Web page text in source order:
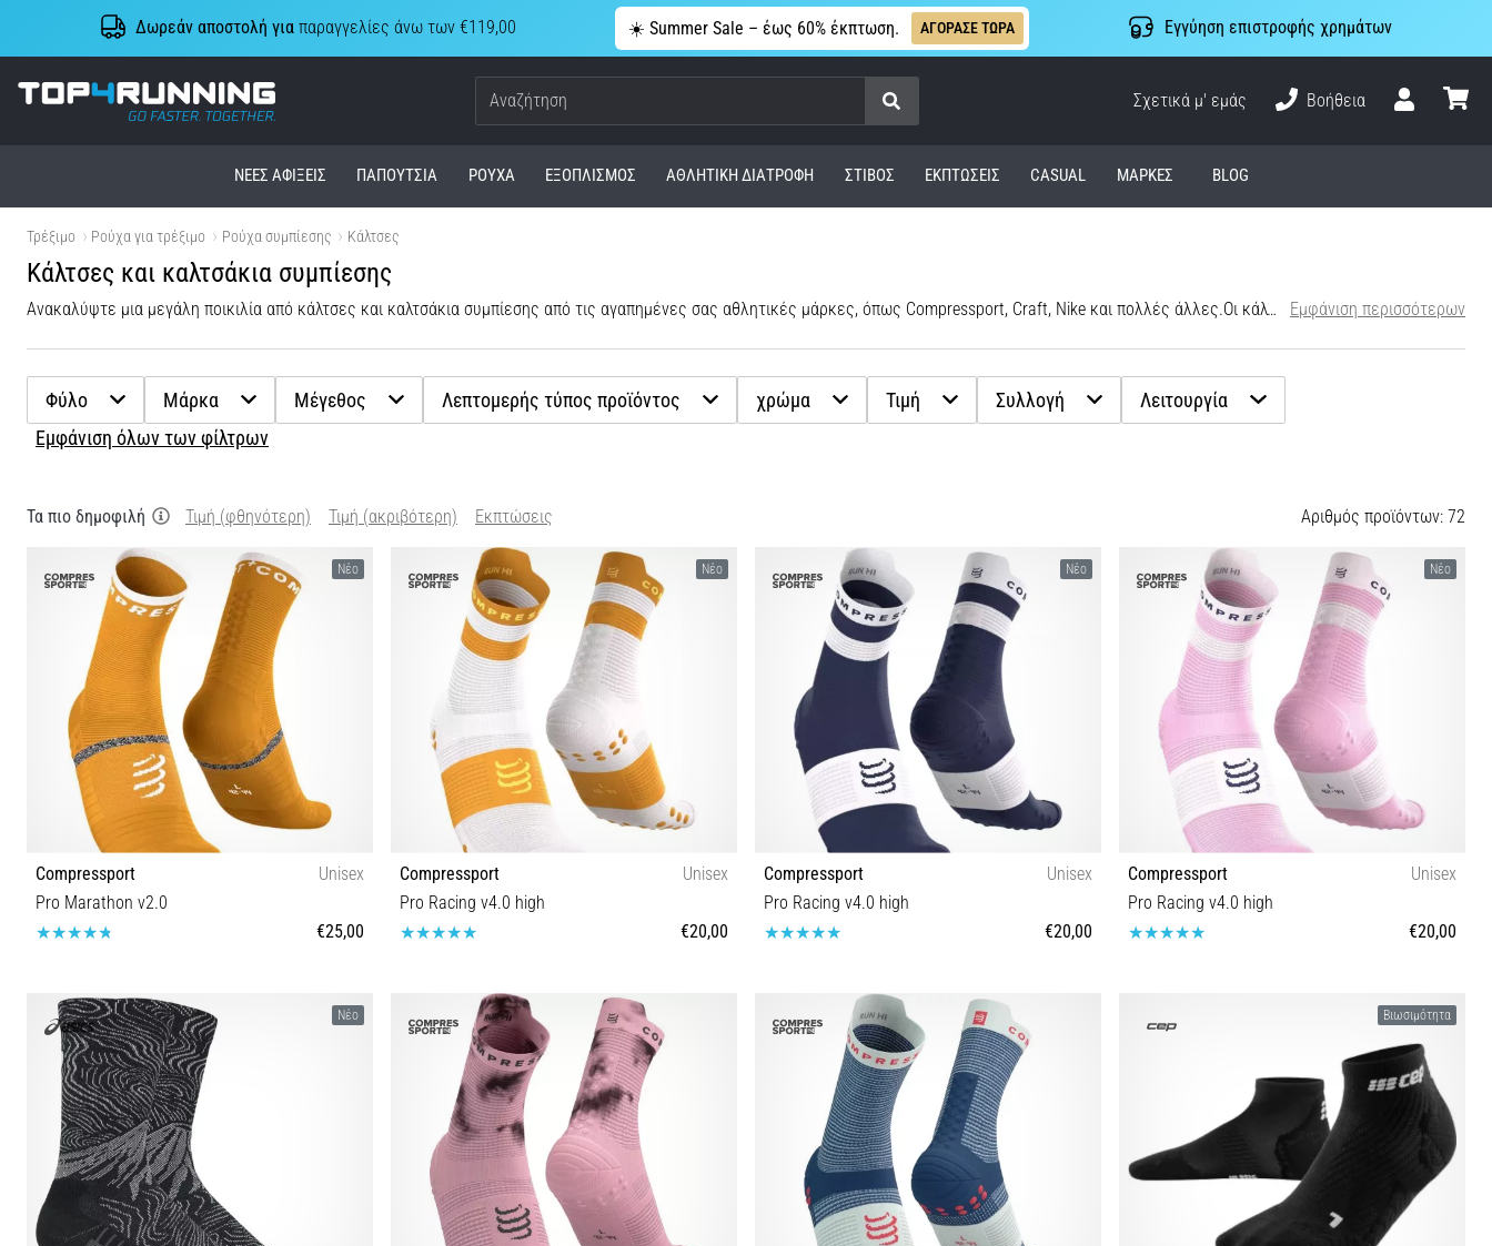
Δωρεάν αποστολή γιαπαραγγελίες άνω των €119,00 ☀️ Summer Sale – έως 60% έκπτωση. ΑΓΟΡΑΣΕ ΤΩΡΑ Εγγύηση επιστροφής χρημάτων
Top4Running.cy
Αναζήτηση
Σχετικά μ' εμάς
Βοήθεια
ΝΈΕΣ ΑΦΊΞΕΙΣ ΠΑΠΟΎΤΣΙΑ ΡΟΎΧΑ ΕΞΟΠΛΙΣΜΌΣ ΑΘΛΗΤΙΚΉ ΔΙΑΤΡΟΦΉ ΣΤΊΒΟΣ ΕΚΠΤΩΣΕΙΣ CASUAL ΜΆΡΚΕΣ BLOG
Τρέξιμο Ρούχα για τρέξιμο Ρούχα συμπίεσης Κάλτσες
Κάλτσες και καλτσάκια συμπίεσης
Ανακαλύψτε μια μεγάλη ποικιλία από κάλτσες και καλτσάκια συμπίεσης από τις αγαπημένες σας αθλητικές μάρκες, όπως Compressport, Craft, Nike και πολλές άλλες.Οι κάλτσες και οι καλτσάκια συμπίεσης έχουν σχεδιαστεί για να μειώνουν τους μυϊκούς κραδασμούς κατά τις κρούσεις, να υποστηρίζουν την κυκλοφορία του αίματος, να μειώνουν την κόπωση των μυών και να σας παρέχουν βέλτιστη υποστήριξη κατά τη διάρκεια του έντονου τρεξίματος. Είναι ιδανικές για μακρινά τρεξίματα και αποκατάσταση μετά τον αγώνα, αλλά μπορούν επίσης να φορεθούν σε μακρινά ταξίδια με αυτοκίνητο ή αεροπλάνο. Οι κάλτσες και οι κάλτσες συμπίεσης είναι κατασκευασμένες από συνθετικά υλικά υψηλής ποιότητας που αποτρέπουν τις φουσκάλες και άλλους δυσάρεστους μώλωπες. Μπορείτε επίσης να βασιστείτε σε αυτές για την απορρόφηση της υγρασίας, την αναπνοή και την ανθεκτικότητα. Στα άλλα πλεονεκτήματά τους περιλαμβάνεται η υποστήριξη της εγκάρσιας καμάρας και του αχίλλειου τένοντα. Είτε τρέχετε για χρόνια είτε μόνο περιστασιακά, οι κάλτσες συμπίεσης είναι ένα πολύτιμο αξεσουάρ στον εξοπλισμό σας για τρέξιμο. Εμφάνιση περισσότερων
Φύλο Μάρκα Μέγεθος Λεπτομερής τύπος προϊόντος χρώμα Τιμή Συλλογή
Λειτουργία
Εμφάνιση όλων των φίλτρων
Τα πιο δημοφιλή Τιμή (φθηνότερη) Τιμή (ακριβότερη) Εκπτώσεις Αριθµός προϊόντων: 72
Νέο
Compressport
Unisex
Pro Marathon v2.0
€25,00
T1 T2 T3 T4
Νέο
Compressport
Unisex
Pro Racing v4.0 high
€20,00
T1 T2 T3 T4
Νέο
Compressport
Unisex
Pro Racing v4.0 high
€20,00
T1 T2 T3 T4
Νέο
Compressport
Unisex
Pro Racing v4.0 high
€20,00
Νέο Βιωσιμότητα